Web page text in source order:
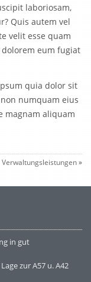
laboriosam,
Quis autem vel
velit esse quam
eum fugiat
quia dolor sit
numquam eius
magnam aliquam
Verwaltungsleistungen»
in gut
zur A57 u. A42